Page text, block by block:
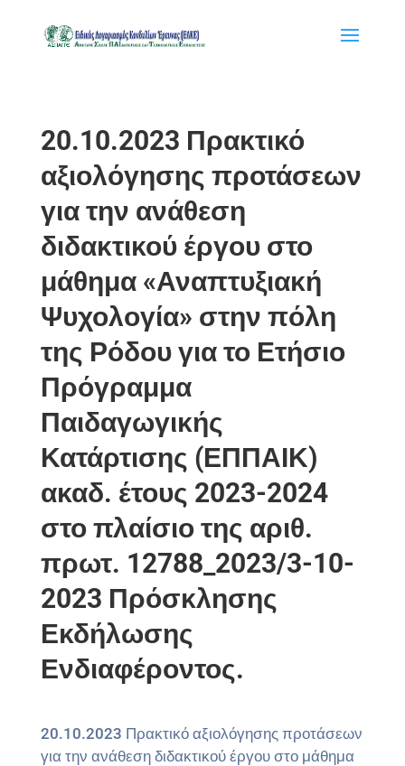
20.10.2023 Πρακτικό
αξιολόγησης προτάσεων
για την ανάθεση
διδακτικού έργου στο
μάθημα «Αναπτυξιακή
Ψυχολογία» στην πόλη
της Ρόδου για το Ετήσιο
Πρόγραμμα
Παιδαγωγικής
Κατάρτισης (ΕΠΠΑΙΚ)
ακαδ. έτους 2023-2024
στο πλαίσιο της αριθ.
πρωτ. 12788_2023/3-10-
2023 Πρόσκλησης
Εκδήλωσης
Ενδιαφέροντος.
20.10.2023 Πρακτικό αξιολόγησης προτάσεων
για την ανάθεση διδακτικού έργου στο μάθημα